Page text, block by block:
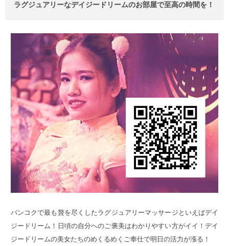
ラグジュアリーなデイジードリームのお部屋で至高の時間を！
バンコクで最も贅を尽くしたラグジュアリーマッサージといえばデイ
ジードリーム！日頃の自分へのご褒美はわかりやすい方がイイ！デイ
ジードリームの美女たちのめくるめくご奉仕で明日の活力が漲る！